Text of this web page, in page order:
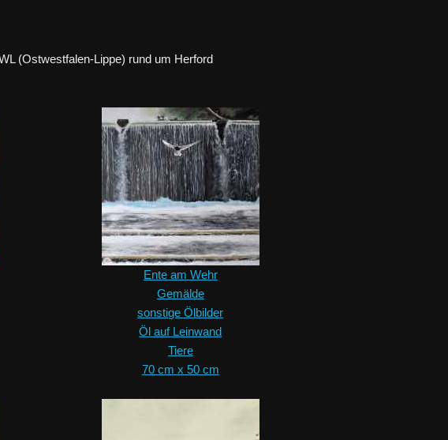
(Ostwestfalen-Lippe) rund um Herford
Ente am Wehr
Gemälde
sonstige Ölbilder
Öl auf Leinwand
Tiere
70 cm x 50 cm